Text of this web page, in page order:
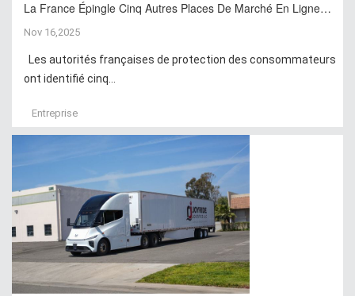
La France Épingle Cinq Autres Places De Marché En Ligne…
Nov 16,2025
Les autorités françaises de protection des consommateurs
ont identifié cinq...
Entreprise